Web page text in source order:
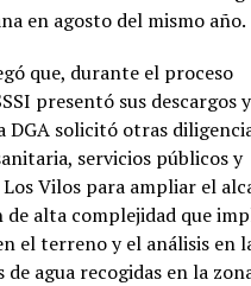
en agosto del mismo año.
que, durante el proceso
presentó sus descargos y
DGA solicitó otras
servicios públicos y
Vilos para ampliar el
de alta complejidad que
el terreno y el análisis en
agua recogidas en la